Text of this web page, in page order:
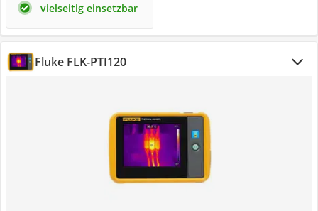
vielseitig einsetzbar
Fluke FLK-PTI120